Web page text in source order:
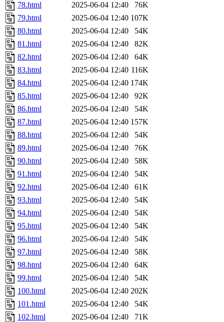
78.html
2025-06-04 12:40
76K
79.html
2025-06-04 12:40 107K
80.html
2025-06-04 12:40
54K
81.html
2025-06-04 12:40
82K
82.html
2025-06-04 12:40
64K
83.html
2025-06-04 12:40 116K
84.html
2025-06-04 12:40 174K
85.html
2025-06-04 12:40
92K
86.html
2025-06-04 12:40
54K
87.html
2025-06-04 12:40 157K
88.html
2025-06-04 12:40
54K
89.html
2025-06-04 12:40
76K
90.html
2025-06-04 12:40
58K
91.html
2025-06-04 12:40
54K
92.html
2025-06-04 12:40
61K
93.html
2025-06-04 12:40
54K
94.html
2025-06-04 12:40
54K
95.html
2025-06-04 12:40
54K
96.html
2025-06-04 12:40
54K
97.html
2025-06-04 12:40
58K
98.html
2025-06-04 12:40
64K
99.html
2025-06-04 12:40
54K
100.html
2025-06-04 12:40 202K
101.html
2025-06-04 12:40
54K
102.html
2025-06-04 12:40
71K